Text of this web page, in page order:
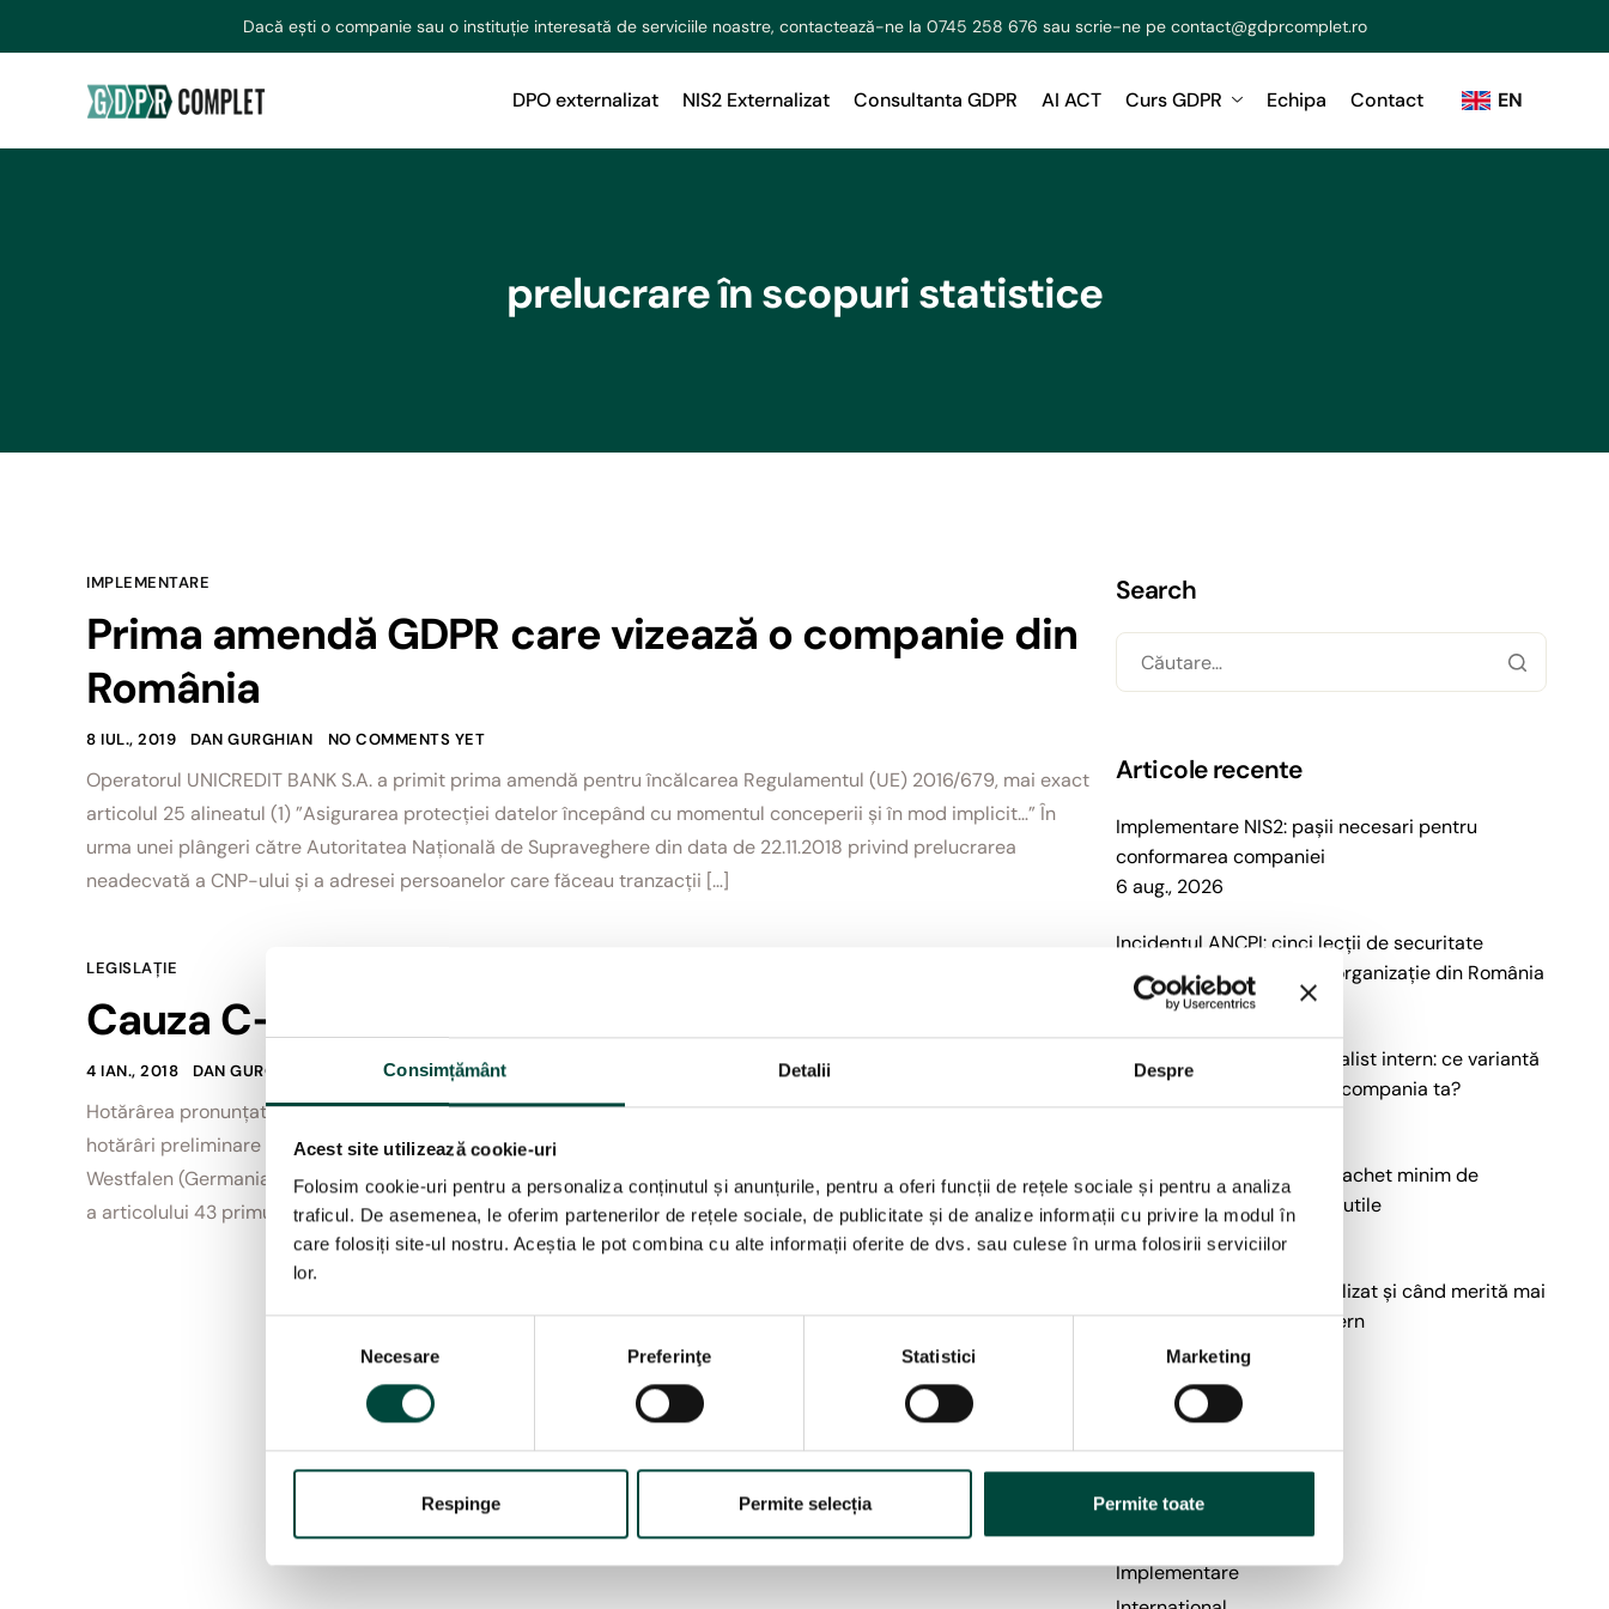
Consimțământ Detalii Despre
Acest site utilizează cookie-uri
Folosim cookie-uri pentru a personaliza conținutul și anunțurile, pentru a oferi funcții de rețele sociale și pentru a analiza
traficul. De asemenea, le oferim partenerilor de rețele sociale, de publicitate și de analize informații cu privire la modul în
care folosiți site-ul nostru. Aceștia le pot combina cu alte informații oferite de dvs. sau culese în urma folosirii serviciilor
lor.
c
Necesare Preferinţe Statistici Marketing
Respinge Permite selecția Permite toate
Dacă ești o companie sau o instituție interesată de serviciile noastre, contactează-ne la 0745 258 676 sau scrie-ne pe contact@gdprcomplet.ro
DPO externalizat NIS2 Externalizat Consultanta GDPR AI ACT Curs GDPR Echipa Contact EN
prelucrare în scopuri statistice
IMPLEMENTARE
Prima amendă GDPR care vizează o companie din
România
8 IUL., 2019 DAN GURGHIAN NO COMMENTS YET
Operatorul UNICREDIT BANK S.A. a primit prima amendă pentru încălcarea Regulamentul (UE) 2016/679, mai exact
articolul 25 alineatul (1) ”Asigurarea protecției datelor începând cu momentul conceperii și în mod implicit…” În
urma unei plângeri către Autoritatea Națională de Supraveghere din data de 22.11.2018 privind prelucrarea
neadecvată a CNP-ului și a adresei persoanelor care făceau tranzacții […]
LEGISLAȚIE
Cauza C-524/06
4 IAN., 2018 DAN GURGHIAN NO COMMENTS YET
Hotărârea pronunțată de Curtea de Justiție a Uniunii Europene în data de 16.12.2008 Cererea de pronunțare a unei
hotărâri preliminare formulată în temeiul articolului 234 CE de Oberverwaltungsgericht für das Land Nordrhein-
Westfalen (Germania) pentru interpretarea articolului 12 primul paragraf CE coroborat cu articolele 17 CE și 18 CE,
a articolului 43 primul paragraf CE și […]
Search
Articole recente
Implementare NIS2: pașii necesari pentru
conformarea companiei
6 aug., 2026
Incidentul ANCPI: cinci lecții de securitate
cibernetică pentru orice organizație din România
30 iul., 2026
NIS2 externalizat vs specialist intern: ce variantă
este mai eficientă pentru compania ta?
GDPR pentru firme mici: pachet minim de
conformare fără costuri inutile
15 iun., 2026
Cât costă un DPO externalizat și când merită mai
mult decât un angajat intern
10 iun., 2026
Categorii
Aspecte generale
GDPR
Implementare